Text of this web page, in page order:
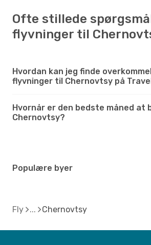
Ofte stillede
flyvninger til
Hvordan kan jeg finde
flyvninger til Chernovtsy på
Hvornår er den bedste måned at
Chernovtsy?
Populære byer
Fly Chernovtsy